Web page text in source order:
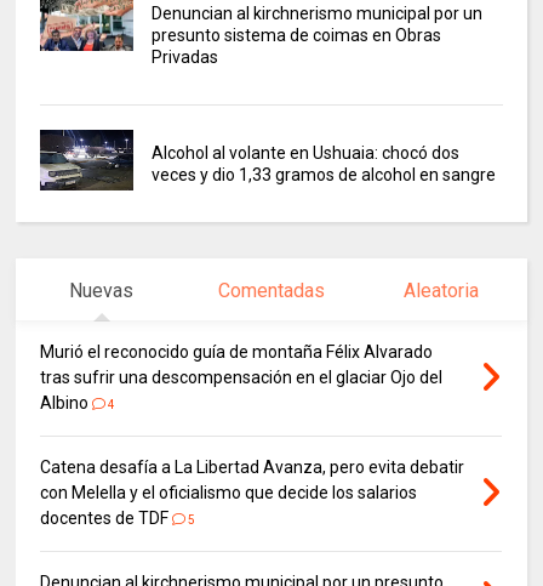
Denuncian al kirchnerismo municipal por un
presunto sistema de coimas en Obras
Privadas
Alcohol al volante en Ushuaia: chocó dos
veces y dio 1,33 gramos de alcohol en sangre
Nuevas Comentadas Aleatoria
Murió el reconocido guía de montaña Félix Alvarado
tras sufrir una descompensación en el glaciar Ojo del
Albino
4
Catena desafía a La Libertad Avanza, pero evita debatir
con Melella y el oficialismo que decide los salarios
docentes de TDF
5
Denuncian al kirchnerismo municipal por un presunto